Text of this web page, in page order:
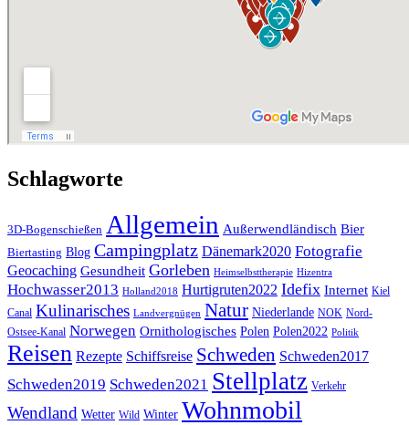
Schlagworte
3D-Bogenschießen Allgemein Außerwendländisch Bier
Biertasting Blog Campingplatz Dänemark2020 Fotografie
Geocaching Gesundheit Gorleben Heimselbsttherapie Hizentra
Hochwasser2013 Holland2018 Hurtigruten2022 Idefix Internet Kiel
Canal Kulinarisches Landvergnügen Natur Niederlande NOK Nord-
Ostsee-Kanal Norwegen Ornithologisches Polen Polen2022 Politik
Reisen Rezepte Schiffsreise Schweden Schweden2017
Schweden2019 Schweden2021 Stellplatz Verkehr
Wendland Wetter Wild Winter Wohnmobil